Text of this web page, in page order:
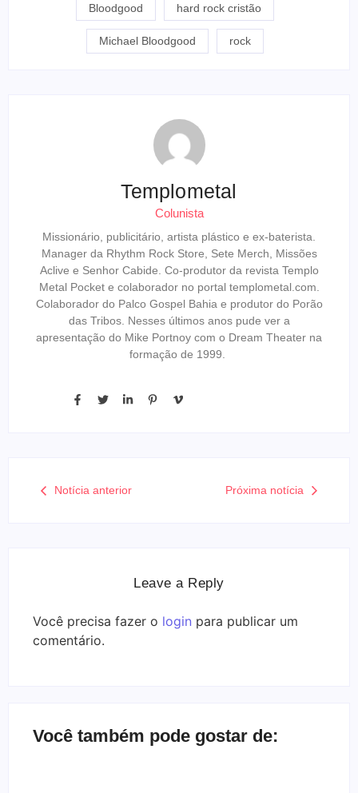
Bloodgood hard rock cristão
Michael Bloodgood rock
Templometal
Colunista
Missionário, publicitário, artista plástico e ex-baterista.
Manager da Rhythm Rock Store, Sete Merch, Missões
Aclive e Senhor Cabide. Co-produtor da revista Templo
Metal Pocket e colaborador no portal templometal.com.
Colaborador do Palco Gospel Bahia e produtor do Porão
das Tribos. Nesses últimos anos pude ver a
apresentação do Mike Portnoy com o Dream Theater na
formação de 1999.
Notícia anterior Próxima notícia
Leave a Reply
Você precisa fazer o login para publicar um
comentário.
Você também pode gostar de: